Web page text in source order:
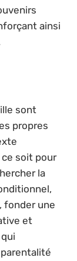
ainsi
sont
propres
soit pour
la
fonder une
et